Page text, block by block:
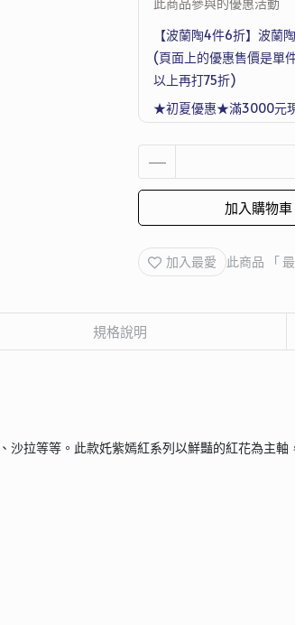
【波蘭陶4件6折】波蘭
(頁面上的優惠售價是單
以上再打75折)
★初夏優惠★滿3000元
Joseph 超收納廚房工具
加入購物車
加入最愛 此商品 「
規格說明
拉等等。此款奼紫嫣紅系列以鮮豔的紅花為主